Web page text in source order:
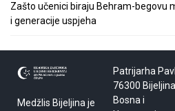
Zašto učenici biraju Behram-begovu
i generacije uspjeha
Medžlis Bijeljina je
Patrijarha
76300 Bijeljina
Bosna i